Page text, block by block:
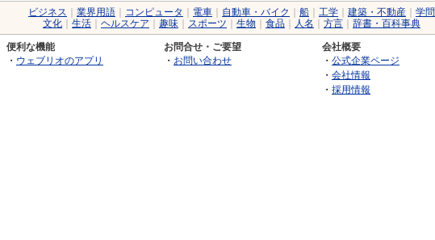
ビジネス 業界用語 コンピュータ 電車 自動車・バイク 船 工学 建築・不動産
学問
文化
生活 ヘルスケア 趣味 スポーツ 生物 食品 人名 方言 辞書・百科事典
便利な機能
・ ウェブリオのアプリ
お問合せ・ご要望
・ お問い合わせ
会社概要
・ 公式企業ページ
・ 会社情報
・ 採用情報